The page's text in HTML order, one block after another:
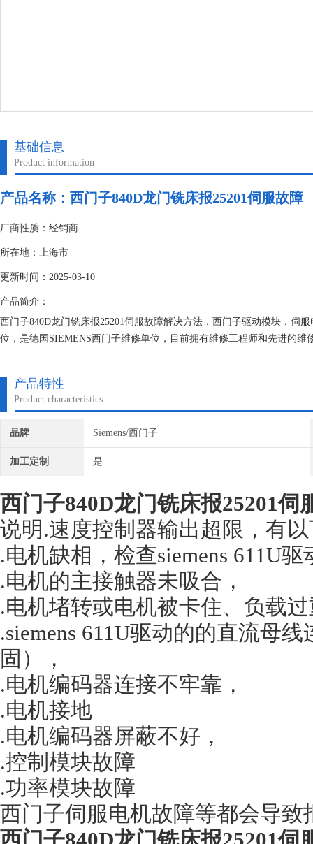
基础信息
Product information
产品名称： 西门子840D龙门铣床报25201伺服故障
厂商性质：经销商
所在地：上海市
更新时间：2025-03-10
产品简介：
西门子840D龙门铣床报25201伺服故障解决方法，西门子驱动模块，伺
位，是德国SIEMENS西门子维修单位，目前拥有维修工程师和先进的
产品特性
Product characteristics
品牌 Siemens/西门子
加工定制 是
西门子840D龙门铣床报25201伺
说明.速度控制器输出超限，有
.电机缺相，检查siemens 611U
.电机的主接触器未吸合，
.电机堵转或电机被卡住、负载
.siemens 611U驱动的的直流母
固），
.电机编码器连接不牢靠，
.电机接地
.电机编码器屏蔽不好，
.控制模块故障
.功率模块故障
西门子伺服电机故障等都会导致